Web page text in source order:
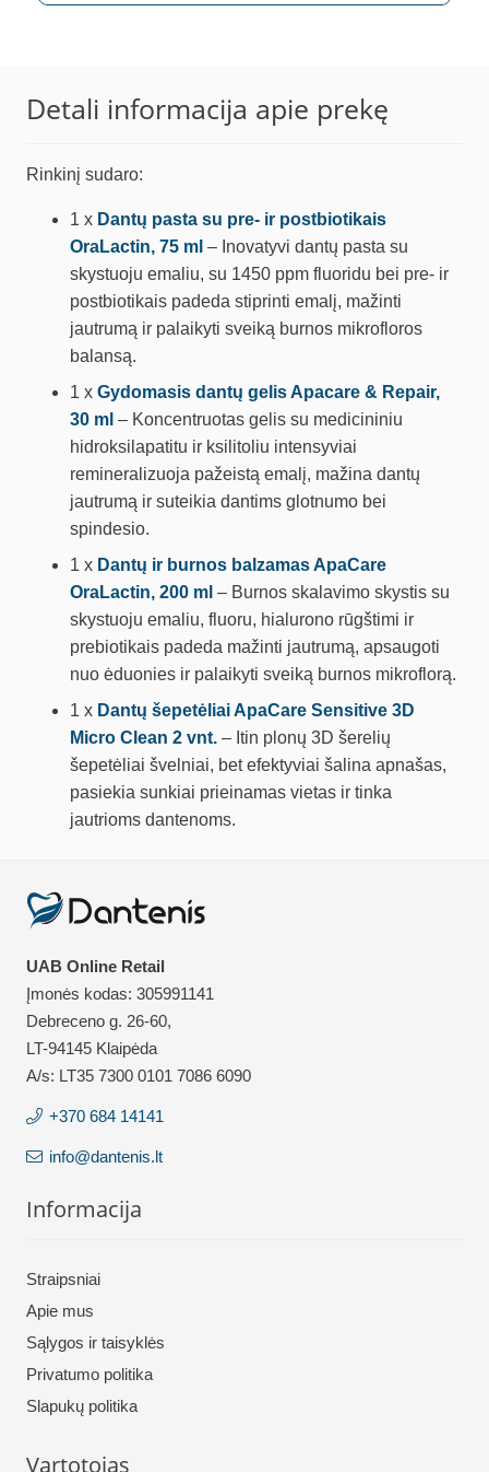
Detali informacija apie prekę
Rinkinį sudaro:
1 x Dantų pasta su pre- ir postbiotikais
OraLactin, 75 ml – Inovatyvi dantų pasta su
skystuoju emaliu, su 1450 ppm fluoridu bei pre- ir
postbiotikais padeda stiprinti emalį, mažinti
jautrumą ir palaikyti sveiką burnos mikrofloros
balansą.
1 x Gydomasis dantų gelis Apacare & Repair,
30 ml – Koncentruotas gelis su medicininiu
hidroksilapatitu ir ksilitoliu intensyviai
remineralizuoja pažeistą emalį, mažina dantų
jautrumą ir suteikia dantims glotnumo bei
spindesio.
1 x Dantų ir burnos balzamas ApaCare
OraLactin, 200 ml – Burnos skalavimo skystis su
skystuoju emaliu, fluoru, hialurono rūgštimi ir
prebiotikais padeda mažinti jautrumą, apsaugoti
nuo ėduonies ir palaikyti sveiką burnos mikroflorą.
1 x Dantų šepetėliai ApaCare Sensitive 3D
Micro Clean 2 vnt. – Itin plonų 3D šerelių
šepetėliai švelniai, bet efektyviai šalina apnašas,
pasiekia sunkiai prieinamas vietas ir tinka
jautrioms dantenoms.
UAB Online Retail
Įmonės kodas: 305991141
Debreceno g. 26-60,
LT-94145 Klaipėda
A/s: LT35 7300 0101 7086 6090
+370 684 14141
info@dantenis.lt
Informacija
Straipsniai
Apie mus
Sąlygos ir taisyklės
Privatumo politika
Slapukų politika
Vartotojas